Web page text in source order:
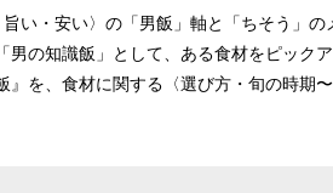
旨い・安い〉の「男飯」軸と「ちそう」
男の知識飯」として、ある食材をピック
』を、食材に関する〈選び方・旬の時期